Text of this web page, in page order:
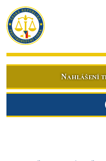
Nahlášení